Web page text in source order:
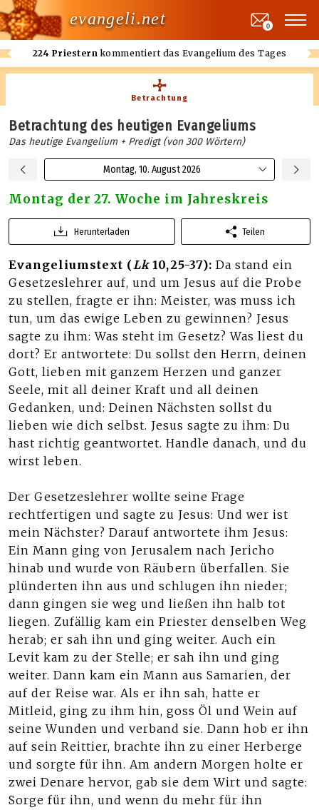
evangeli.net
224 Priestern kommentiert das Evangelium des Tages
0
Betrachtung
Betrachtung des heutigen Evangeliums
Das heutige Evangelium + Predigt (von 300 Wörtern)
Montag, 10. August 2026
Montag der 27. Woche im Jahreskreis
Herunterladen Teilen
Evangeliumstext (Lk10,25-37): Da stand ein
Gesetzeslehrer auf, und um Jesus auf die Probe
zu stellen, fragte er ihn: Meister, was muss ich
tun, um das ewige Leben zu gewinnen? Jesus
sagte zu ihm: Was steht im Gesetz? Was liest du
dort? Er antwortete: Du sollst den Herrn, deinen
Gott, lieben mit ganzem Herzen und ganzer
Seele, mit all deiner Kraft und all deinen
Gedanken, und: Deinen Nächsten sollst du
lieben wie dich selbst. Jesus sagte zu ihm: Du
hast richtig geantwortet. Handle danach, und du
wirst leben.
Der Gesetzeslehrer wollte seine Frage
rechtfertigen und sagte zu Jesus: Und wer ist
mein Nächster? Darauf antwortete ihm Jesus:
Ein Mann ging von Jerusalem nach Jericho
hinab und wurde von Räubern überfallen. Sie
plünderten ihn aus und schlugen ihn nieder;
dann gingen sie weg und ließen ihn halb tot
liegen. Zufällig kam ein Priester denselben Weg
herab; er sah ihn und ging weiter. Auch ein
Levit kam zu der Stelle; er sah ihn und ging
weiter. Dann kam ein Mann aus Samarien, der
auf der Reise war. Als er ihn sah, hatte er
Mitleid, ging zu ihm hin, goss Öl und Wein auf
seine Wunden und verband sie. Dann hob er ihn
auf sein Reittier, brachte ihn zu einer Herberge
und sorgte für ihn. Am andern Morgen holte er
zwei Denare hervor, gab sie dem Wirt und sagte:
Sorge für ihn, und wenn du mehr für ihn